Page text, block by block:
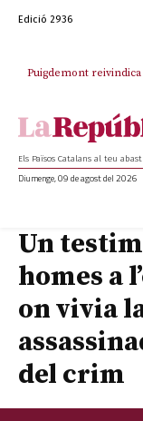
Edició 2936
Puigdemont
Els Països Catalans al teu abast
Diumenge, 09 de agost del 2026
Un
homes a
on vivia
del crim